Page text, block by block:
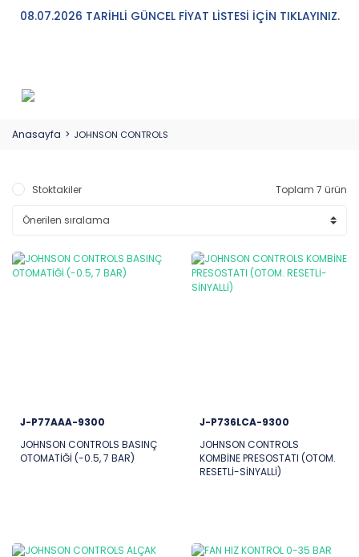
08.07.2026 TARİHLİ GÜNCEL FİYAT LİSTESİ İÇİN TIKLAYINIZ.
Anasayfa JOHNSON CONTROLS
Stoktakiler Toplam 7 ürün
J-P77AAA-9300
JOHNSON CONTROLS BASINÇ
OTOMATİĞİ (-0.5, 7 BAR)
J-P736LCA-9300
JOHNSON CONTROLS
KOMBİNE PRESOSTATI (OTOM.
RESETLİ-SİNYALLİ)